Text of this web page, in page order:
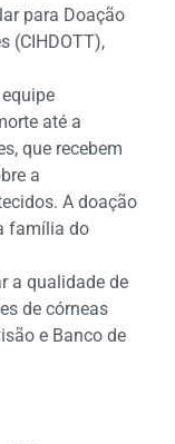
para Doação
(CIHDOTT),
até a
que recebem
a
A doação
família do
a qualidade de
de córneas
e Banco de